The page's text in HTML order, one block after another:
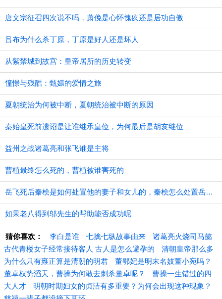
唐文宗征召四次说不吗，萧俛是心怀愧疚还是居功自傲
吕布为什么杀丁原，丁原是好人还是坏人
从紫禁城到故宫：皇帝居所的历史转变
憧憬与残酷：甄嬛的爱情之旅
夏朝统治为何被中断，夏朝统治被中断的原因
秦始皇死前遗诏是让谁继承皇位，为何最后是胡亥继位
益州之战诸葛亮和张飞谁是主将
曹植最终怎么死的，曹植被谁害死的
​岳飞死后秦桧是如何处置他的妻子和女儿的，秦桧怎么处置岳飞家人的
如果老八得到邬先生的帮助能否成功呢
猜你喜欢： 李白是谁 七擒七纵故事由来
诸葛亮火烧司马懿
古代青楼女子经常接待客人 古人是怎么避孕的
清朝皇帝那么多
为什么只有雍正算是清朝的明君
董鄂妃是明末名妓董小宛吗？
董卓权势滔天，曹操为何敢去刺杀董卓呢？
曹操一生错过的四
大人才
明朝时期妇女的贞洁有多重要？为何会出现这种现象？